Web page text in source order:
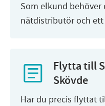
Som elkund
nätdistributör och ett
Flytta till
Skövde
Har du precis flyttat